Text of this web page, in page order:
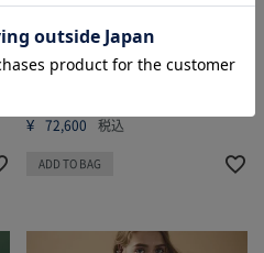
り寄せ
マジックライト/キューブトート
34cm
¥ 72,600 税込
ADD TO BAG